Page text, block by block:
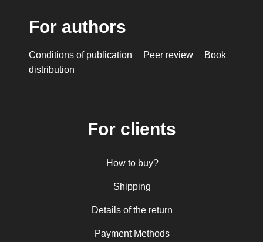
For authors
Conditions of publication Peer review
Book
distribution
For clients
How to buy?
Shipping
Details of the return
Payment Methods